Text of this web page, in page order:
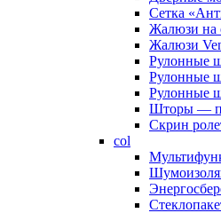
Сетка
Жалюзи на
Жалюзи
Рулонные
Рулонные
Рулонные
Шторы —
Скрин
col